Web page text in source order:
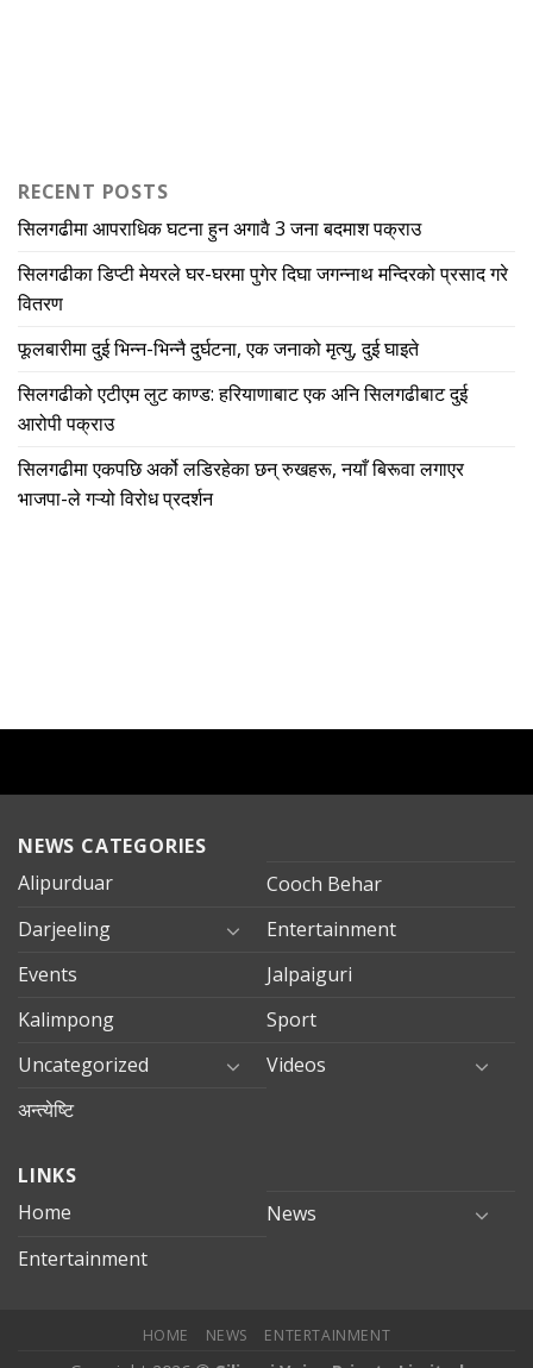
RECENT POSTS
सिलगढीमा आपराधिक घटना हुन अगावै 3 जना बदमाश पक्राउ
सिलगढीका डिप्टी मेयरले घर-घरमा पुगेर दिघा जगन्नाथ मन्दिरको प्रसाद गरे
वितरण
फूलबारीमा दुई भिन्न-भिन्नै दुर्घटना, एक जनाको मृत्यु, दुई घाइते
सिलगढीको एटीएम लुट काण्ड: हरियाणाबाट एक अनि सिलगढीबाट दुई
आरोपी पक्राउ
सिलगढीमा एकपछि अर्को लडिरहेका छन् रुखहरू, नयाँ बिरूवा लगाएर
भाजपा-ले गऱ्यो विरोध प्रदर्शन
NEWS CATEGORIES
Alipurduar
Cooch Behar
Darjeeling
Entertainment
Events
Jalpaiguri
Kalimpong
Sport
Uncategorized
Videos
अन्त्येष्टि
LINKS
Home
News
Entertainment
HOME NEWS ENTERTAINMENT